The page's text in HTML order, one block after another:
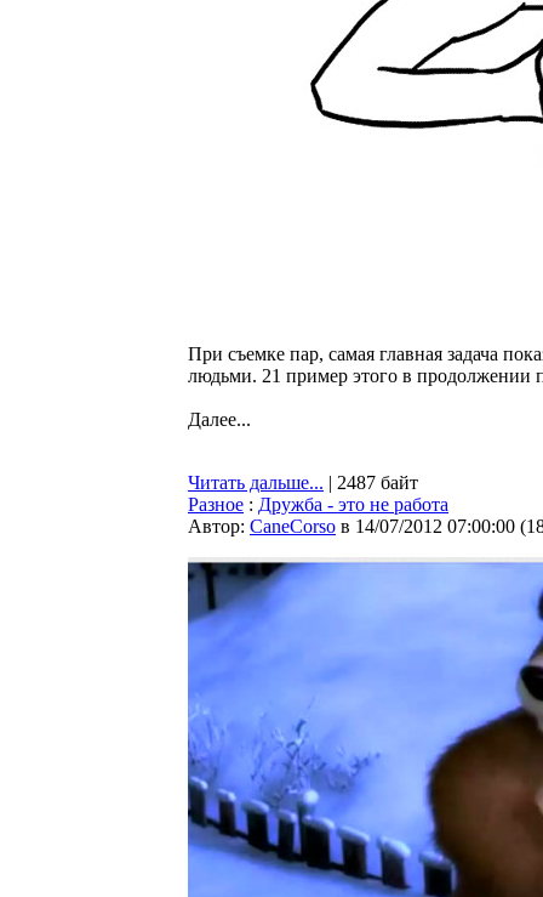
При съемке пар, самая главная задача
людьми. 21 пример этого в продолжении
Далее...
Читать дальше... | 2487 байт
Разное : Дружба - это не работа
Автор: CaneCorso в 14/07/2012 07:00:00 (